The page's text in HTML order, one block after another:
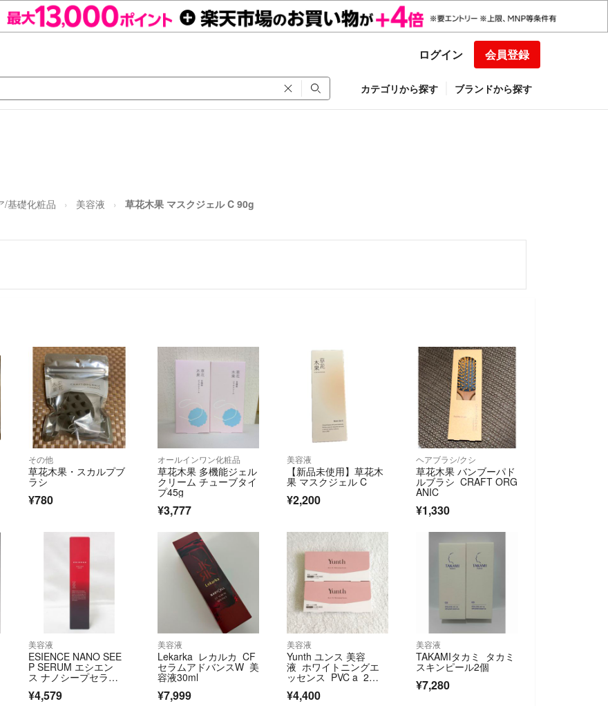
ログイン 会員登録
カテゴリから探す ブランドから探す
/基礎化粧品 美容液 草花木果 マスクジェル C 90g
その他
草花木果・スカルプブ
ラシ
¥780
オールインワン化粧品
草花木果 多機能ジェル
クリーム チューブタイ
プ45g
¥3,777
美容液
【新品未使用】草花木
果 マスクジェル C
¥2,200
ヘアブラシ/クシ
草花木果 バンブーパド
ルブラシ CRAFT ORG
ANIC
¥1,330
美容液
ESIENCE NANO SEE
P SERUM エシエン
ス ナノシープセラ
5g 沢尻エリカ愛用
¥4,579
美容液
Lekarka レカルカ CF
セラムアドバンスW 美
容液30ml
¥7,999
美容液
Yunth ユンス 美容
液 ホワイトニングエ
ッセンス PVC a 2
¥4,400
美容液
TAKAMIタカミ タカミ
スキンピール2個
¥7,280